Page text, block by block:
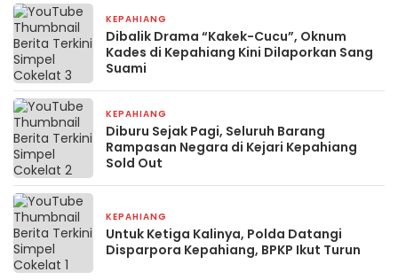
KEPAHIANG
Dibalik Drama “Kakek-Cucu”, Oknum
Kades di Kepahiang Kini Dilaporkan Sang
Suami
KEPAHIANG
Diburu Sejak Pagi, Seluruh Barang
Rampasan Negara di Kejari Kepahiang
Sold Out
KEPAHIANG
Untuk Ketiga Kalinya, Polda Datangi
Disparpora Kepahiang, BPKP Ikut Turun